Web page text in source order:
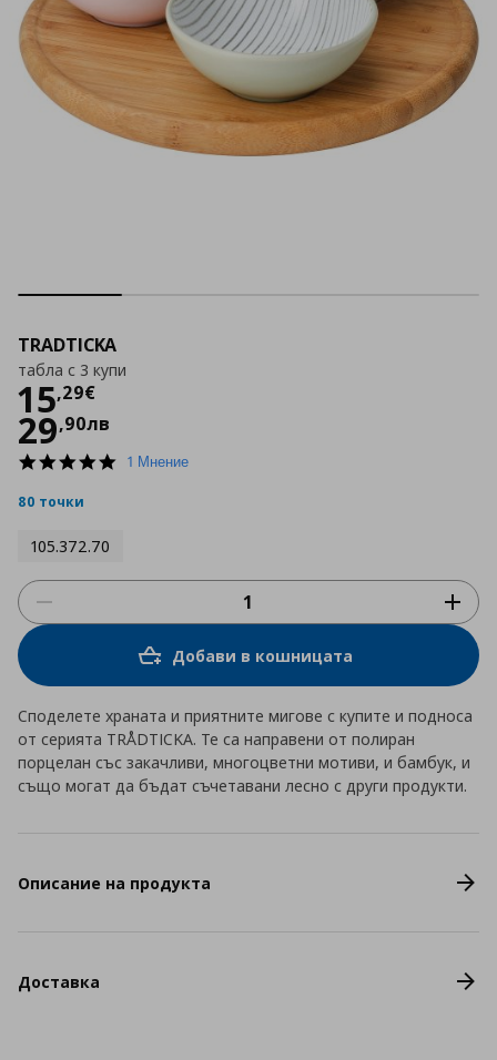
TRADTICKA
табла с 3 купи
15,29€
Цена
29,90лв
5.01 Мнение
80 точки
105.372.70
Добави в кошницата
Споделете храната и приятните мигове с купите и подноса
от серията TRÅDTICKA. Те са направени от полиран
порцелан със закачливи, многоцветни мотиви, и бамбук, и
също могат да бъдат съчетавани лесно с други продукти.
Описание на продукта
Доставка